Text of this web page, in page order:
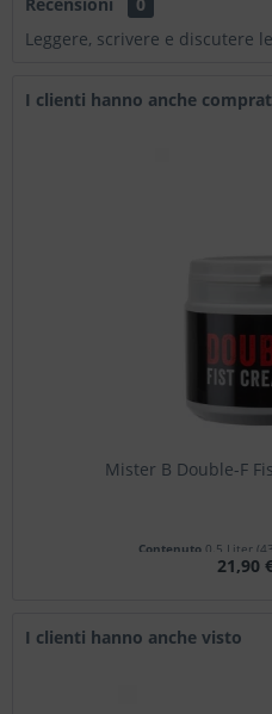
Leggere, scrivere e discutere
I clienti hanno anche
Mister B Double-F
Contenuto 0.5 Liter
21,90
I clienti hanno anche visto